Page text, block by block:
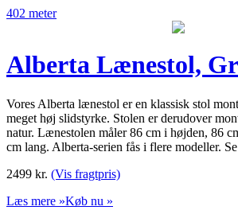
402 meter
Alberta Lænestol,
Vores Alberta lænestol er en klassisk stol
meget høj slidstyrke. Stolen er derudover
natur. Lænestolen måler 86 cm i højden, 86
cm lang. Alberta-serien fås i flere modeller.
2499 kr. (Vis fragtpris)
Læs mere »Køb nu »